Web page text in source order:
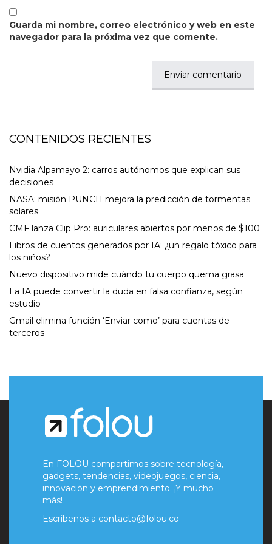
Guarda mi nombre, correo electrónico y web en este
navegador para la próxima vez que comente.
CONTENIDOS RECIENTES
Nvidia Alpamayo 2: carros autónomos que explican sus
decisiones
NASA: misión PUNCH mejora la predicción de tormentas
solares
CMF lanza Clip Pro: auriculares abiertos por menos de $100
Libros de cuentos generados por IA: ¿un regalo tóxico para
los niños?
Nuevo dispositivo mide cuándo tu cuerpo quema grasa
La IA puede convertir la duda en falsa confianza, según
estudio
Gmail elimina función ‘Enviar como’ para cuentas de
terceros
En FOLOU compartimos sobre tecnología,
gadgets, tendencias, videojuegos, ciencia,
innovación y emprendimiento. ¡Y mucho
más!
Escríbenos a contacto@folou.co